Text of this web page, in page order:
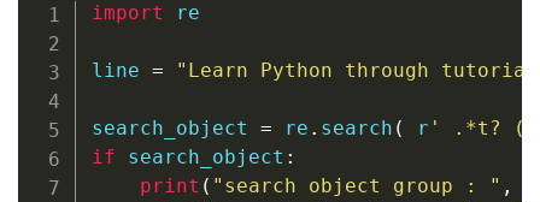
import re
line = "Learn Python through
search_object = re . search ( r ' .*t?
if search_object :
print ( "search object group : " ,